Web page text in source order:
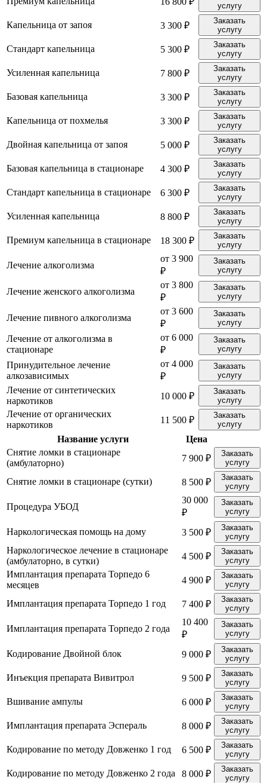
услугу
Капельница от запоя 3 300 ₽
Заказать
услугу
Стандарт капельница 5 300 ₽
Заказать
услугу
Усиленная капельница 7 800 ₽
Заказать
услугу
Базовая капельница 3 300 ₽
Заказать
услугу
Капельница от похмелья 3 300 ₽
Заказать
услугу
Двойная капельница от запоя 5 000 ₽
Заказать
услугу
Базовая капельница в стационаре 4 300 ₽
Заказать
услугу
Стандарт капельница в стационаре 6 300 ₽
Заказать
услугу
Усиленная капельница 8 800 ₽
Заказать
услугу
Премиум капельница в стационаре 18 300 ₽
Заказать
услугу
Лечение алкоголизма
от 3 900
₽
Заказать
услугу
Лечение женского алкоголизма
от 3 800
₽
Заказать
услугу
Лечение пивного алкоголизма
от 3 600
₽
Заказать
услугу
Лечение от алкоголизма в
стационаре
от 6 000
₽
Заказать
услугу
Принудительное лечение
алкозависимых
от 4 000
₽
Заказать
услугу
Лечение от синтетических
наркотиков
10 000 ₽
Заказать
услугу
Лечение от органических
наркотиков
11 500 ₽
Заказать
услугу
Название услуги
Цена
Снятие ломки в стационаре
(амбулаторно)
7 900 ₽
Заказать
услугу
Снятие ломки в стационаре (сутки) 8 500 ₽
Заказать
услугу
Процедура УБОД
30 000
₽
Заказать
услугу
Наркологическая помощь на дому 3 500 ₽
Заказать
услугу
Наркологическое лечение в стационаре
(амбулаторно, в сутки)
4 500 ₽
Заказать
услугу
Имплантация препарата Торпедо 6
месяцев
4 900 ₽
Заказать
услугу
Имплантация препарата Торпедо 1 год 7 400 ₽
Заказать
услугу
Имплантация препарата Торпедо 2 года
10 400
₽
Заказать
услугу
Кодирование Двойной блок 9 000 ₽
Заказать
услугу
Инъекция препарата Вивитрол 9 500 ₽
Заказать
услугу
Вшивание ампулы 6 000 ₽
Заказать
услугу
Имплантация препарата Эспераль 8 000 ₽
Заказать
услугу
Кодирование по методу Довженко 1 год 6 500 ₽
Заказать
услугу
Кодирование по методу Довженко 2 года 8 000 ₽
Заказать
услугу